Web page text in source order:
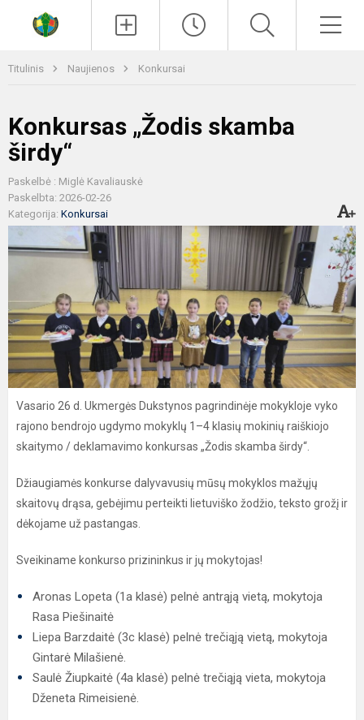
Titulinis Naujienos Konkursai
Konkursas „Žodis skamba
širdy“
Paskelbė : Miglė Kavaliauskė
Paskelbta: 2026-02-26
Kategorija: Konkursai
Vasario 26 d. Ukmergės Dukstynos pagrindinėje mokykloje vyko
rajono bendrojo ugdymo mokyklų 1–4 klasių mokinių raiškiojo
skaitymo / deklamavimo konkursas „Žodis skamba širdy“.
Džiaugiamės konkurse dalyvavusių mūsų mokyklos mažųjų
skaitovų drąsa, gebėjimu perteikti lietuviško žodžio, teksto grožį ir
dėkojame už pastangas.
Sveikiname konkurso prizininkus ir jų mokytojas!
Aronas Lopeta (1a klasė) pelnė antrąją vietą, mokytoja
Rasa Piešinaitė
Liepa Barzdaitė (3c klasė) pelnė trečiąją vietą, mokytoja
Gintarė Milašienė.
Saulė Žiupkaitė (4a klasė) pelnė trečiąją vieta, mokytoja
Dženeta Rimeisienė.